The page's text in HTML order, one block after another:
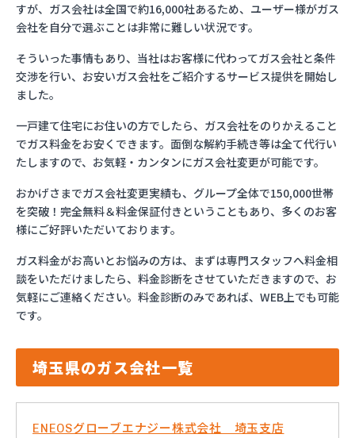
すが、ガス会社は全国で約16,000社あるため、ユーザー様がガス
会社を自分で選ぶことは非常に難しい状況です。
そういった事情もあり、当社はお客様に代わってガス会社と条件
交渉を行い、お安いガス会社をご紹介するサービス提供を開始し
ました。
一戸建て住宅にお住いの方でしたら、ガス会社をのりかえること
でガス料金をお安くできます。面倒な解約手続き等は全て代行い
たしますので、お気軽・カンタンにガス会社変更が可能です。
おかげさまでガス会社変更実績も、グループ全体で150,000世帯
を突破！完全無料＆料金保証付きということもあり、多くのお客
様にご好評いただいております。
ガス料金がお高いとお悩みの方は、まずは専門スタッフへ料金相
談をいただけましたら、料金診断をさせていただきますので、お
気軽にご連絡ください。料金診断のみであれば、WEB上でも可能
です。
埼玉県のガス会社一覧
ENEOSグローブエナジー株式会社 埼玉支店